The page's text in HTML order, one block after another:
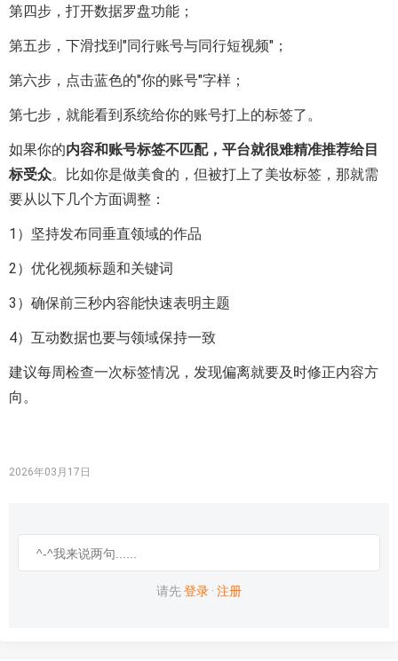
第四步，打开数据罗盘功能；
第五步，下滑找到"同行账号与同行短视频"；
第六步，点击蓝色的"你的账号"字样；
第七步，就能看到系统给你的账号打上的标签了。
如果你的内容和账号标签不匹配，平台就很难精准推荐给目
标受众。比如你是做美食的，但被打上了美妆标签，那就需
要从以下几个方面调整：
1）坚持发布同垂直领域的作品
2）优化视频标题和关键词
3）确保前三秒内容能快速表明主题
4）互动数据也要与领域保持一致
建议每周检查一次标签情况，发现偏离就要及时修正内容方
向。
2026年03月17日
请先登录 · 注册